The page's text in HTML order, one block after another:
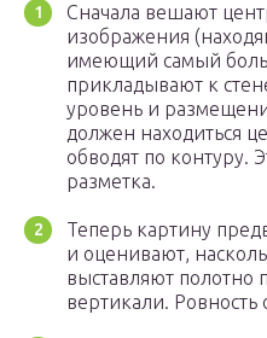
Сначала вешают
изображения
имеющий самый
прикладывают к
уровень и
должен находиться
обводят по контуру.
разметка.
Теперь картину
и оценивают,
выставляют полотно
вертикали.